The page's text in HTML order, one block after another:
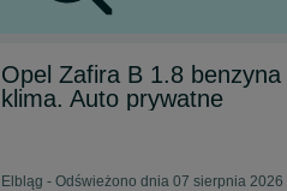
Opel Zafira B 1.8
klima. Auto prywatne
Elbląg - Odświeżono dnia 07 sierpnia 2026